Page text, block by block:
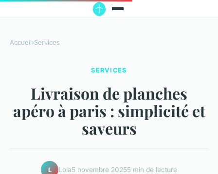
Accueil›Services
SERVICES
Livraison de planches
apéro à paris : simplicité et
saveurs
L Lola5 novembre 20255 min de lecture